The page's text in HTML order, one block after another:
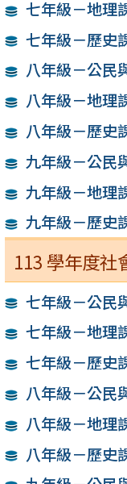
七年級－地理
七年級－歷史
八年級－公民
八年級－地理
八年級－歷史
九年級－公民
九年級－地理
九年級－歷史
113 學年度社
七年級－公民
七年級－地理
七年級－歷史
八年級－公民
八年級－地理
八年級－歷史